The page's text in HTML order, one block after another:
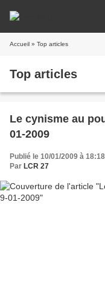
Accueil » Top articles
Top articles
Le cynisme au
01-2009
Publié le 10/01/2009 à 18:18
Par LCR 27